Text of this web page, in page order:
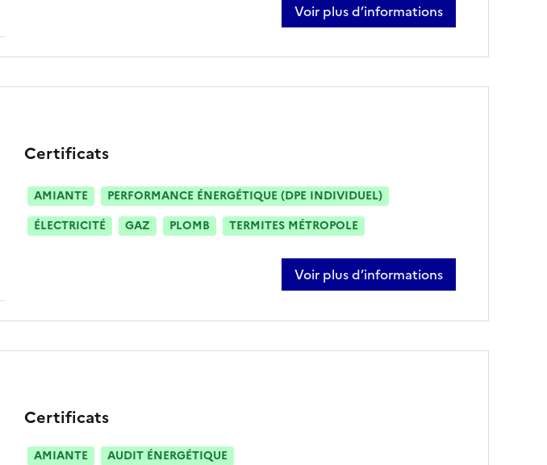
Voir plus d’informations
sur hervé aznar
Certificats
AMIANTE
PERFORMANCE ÉNERGÉTIQUE (DPE INDIVIDUEL)
ÉLECTRICITÉ
GAZ PLOMB TERMITES MÉTROPOLE
Voir plus d’informations
sur sofian el baraka
Certificats
AMIANTE
AUDIT ÉNERGÉTIQUE